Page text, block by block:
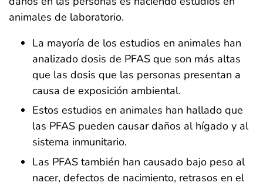
animales de laboratorio.
La mayoría de los estudios en animales han
analizado dosis de PFAS que son más altas
que las dosis que las personas presentan a
causa de exposición ambiental.
Estos estudios en animales han hallado que
las PFAS pueden causar daños al hígado y al
sistema inmunitario.
Las PFAS también han causado bajo peso al
nacer, defectos de nacimiento, retrasos en el